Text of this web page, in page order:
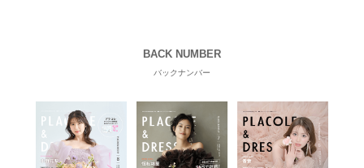
BACK NUMBER
バックナンバー